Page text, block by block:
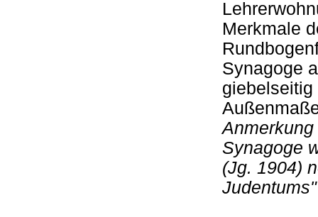
Merkmale
Synagoge
Synagoge
(Jg. 1904)